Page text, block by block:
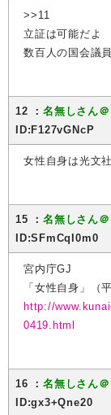
>>11
立証は可能だよ
数百人の国会議
12 ：名無しさん
ID:F127vGNcP
女性自身は光文
15 ：名無しさん
ID:SFmCqI0m0
宮内庁GJ
「女性自身」（
http://
0419.html
16 ：名無しさん
ID:gx3+Qne20